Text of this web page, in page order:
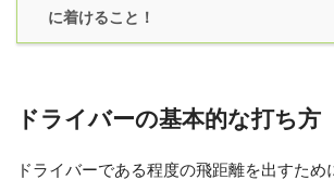
に着けること！
ドライバーの基本的な打ち方
ドライバーである程度の飛距離を出すため